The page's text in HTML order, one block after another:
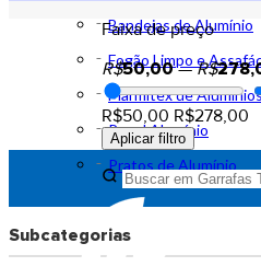
Bandejas de Alumínio
Fogão Limpo e
Marmitex de
Papel Alumínio
Pratos de Alumínio
Faixa de preço
R$50,00 — R$
R$50,00 R$278,00
Aplicar filtro
Subcategorias